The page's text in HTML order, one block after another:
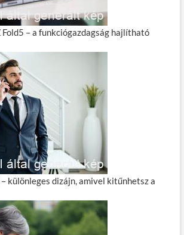
Fold5 – a funkciógazdagság hajlítható
különleges dizájn, amivel kitűnhetsz a